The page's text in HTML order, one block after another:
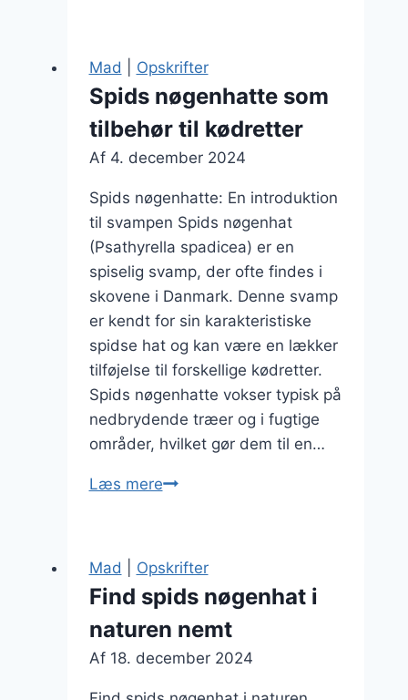
Danmark
Mad Opskrifter
Spids nøgenhatte som
tilbehør til kødretter
Af 4. december 2024
Spids nøgenhatte: En introduktion
til svampen Spids nøgenhat
(Psathyrella spadicea) er en
spiselig svamp, der ofte findes i
skovene i Danmark. Denne svamp
er kendt for sin karakteristiske
spidse hat og kan være en lækker
tilføjelse til forskellige kødretter.
Spids nøgenhatte vokser typisk på
nedbrydende træer og i fugtige
områder, hvilket gør dem til en…
Læs mereSpids
til
kødretter
Mad Opskrifter
Find spids nøgenhat i
naturen nemt
Af 18. december 2024